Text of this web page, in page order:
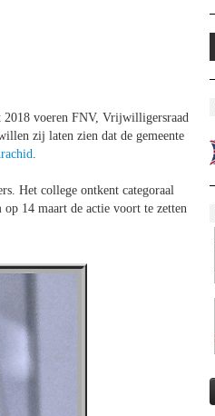
2018 voeren FNV, Vrijwilligersraad
zij laten zien dat de gemeente
Het college ontkent categoraal
14 maart de actie voort te zetten